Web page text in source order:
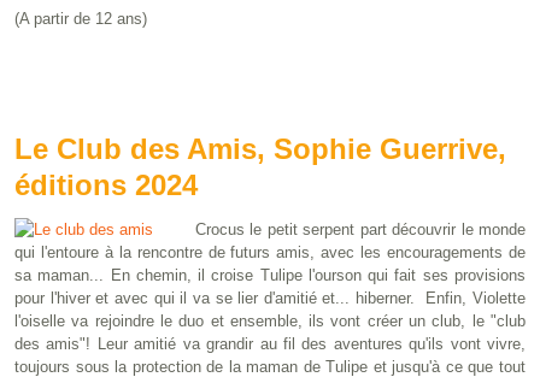
(A partir de 12 ans)
Le Club des Amis, Sophie Guerrive,
éditions 2024
Crocus le petit serpent part découvrir le monde
qui l'entoure à la rencontre de futurs amis, avec les encouragements de
sa maman... En chemin, il croise Tulipe l'ourson qui fait ses provisions
pour l'hiver et avec qui il va se lier d'amitié et... hiberner. Enfin, Violette
l'oiselle va rejoindre le duo et ensemble, ils vont créer un club, le "club
des amis"! Leur amitié va grandir au fil des aventures qu'ils vont vivre,
toujours sous la protection de la maman de Tulipe et jusqu'à ce que tout